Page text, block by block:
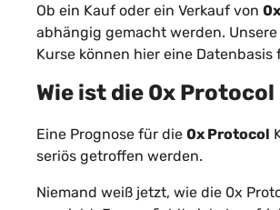
Ob ein Kauf oder ein Verkauf von
abhängig gemacht werden.
Kurse können hier eine
Wie ist die 0x Protocol
Eine Prognose für die 0x Protocol
seriös getroffen werden.
Niemand weiß jetzt, wie die 0x